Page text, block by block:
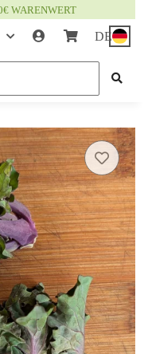
WARENWERT
DE